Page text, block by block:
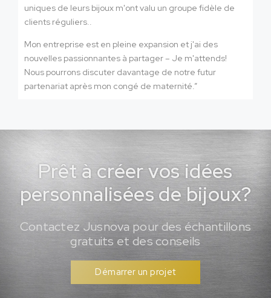
uniques de leurs bijoux m'ont valu un groupe fidèle de
clients réguliers..
Mon entreprise est en pleine expansion et j'ai des
nouvelles passionnantes à partager – Je m'attends!
Nous pourrons discuter davantage de notre futur
partenariat après mon congé de maternité.”
Prêt à créer vos idées
personnalisées de bijoux?
Contactez Jusnova pour des échantillons
gratuits et des conseils
Démarrer un projet